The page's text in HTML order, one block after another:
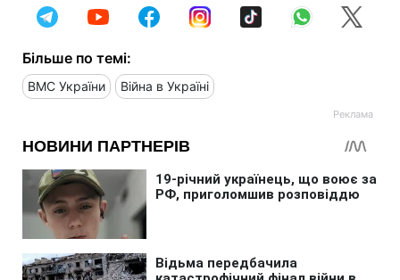
Більше по темі:
ВМС України Війна в Україні